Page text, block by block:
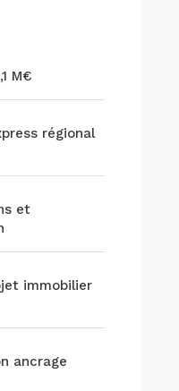
M€
régional
et
immobilier
ancrage